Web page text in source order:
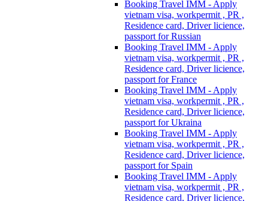
Booking Travel IMM - Apply
vietnam visa, workpermit , PR ,
Residence card, Driver licience,
passport for Russian
Booking Travel IMM - Apply
vietnam visa, workpermit , PR ,
Residence card, Driver licience,
passport for France
Booking Travel IMM - Apply
vietnam visa, workpermit , PR ,
Residence card, Driver licience,
passport for Ukraina
Booking Travel IMM - Apply
vietnam visa, workpermit , PR ,
Residence card, Driver licience,
passport for Spain
Booking Travel IMM - Apply
vietnam visa, workpermit , PR ,
Residence card, Driver licience,